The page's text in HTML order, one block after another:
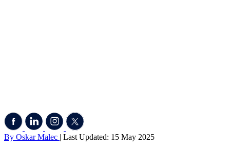
By Oskar Malec | Last Updated: 15 May 2025